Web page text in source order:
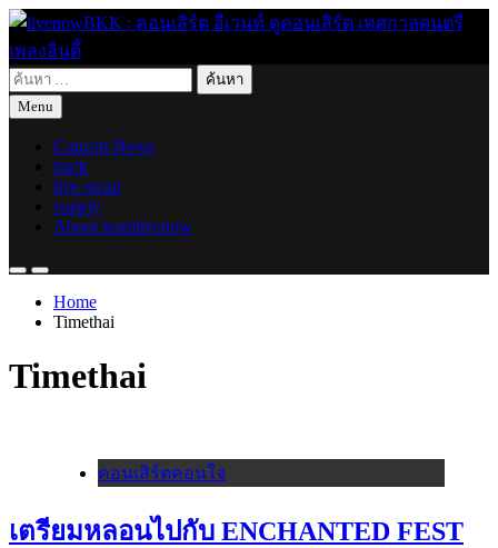
Skip
content
livenowBKK : คอนเสิร์ต อีเวนท์ ดูคอนเสิร์ต เทศกาลดนตรี เพลง
อินดี้
live for today
ค้นหา
สำหรับ:
Menu
Concert News
track
live recap
variety
About teamlivenow
Home
Timethai
Timethai
คอนเสิร์ตคอนใจ
เตรียมหลอนไปกับ ENCHANTED FEST